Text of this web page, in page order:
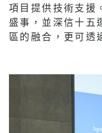
項目提供技術支援
盛事，並深信十五
區的融合，更可透